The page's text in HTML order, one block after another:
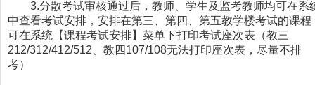
3.分散考试审核通过后，教师、学生及监考教师均可在系
中查看考试安排，安排在第三、第四、第五教学楼考试的课程
可在系统【课程考试安排】菜单下打印考试座次表（教三
212/312/412/512、教四107/108无法打印座次表，尽量不排
考）